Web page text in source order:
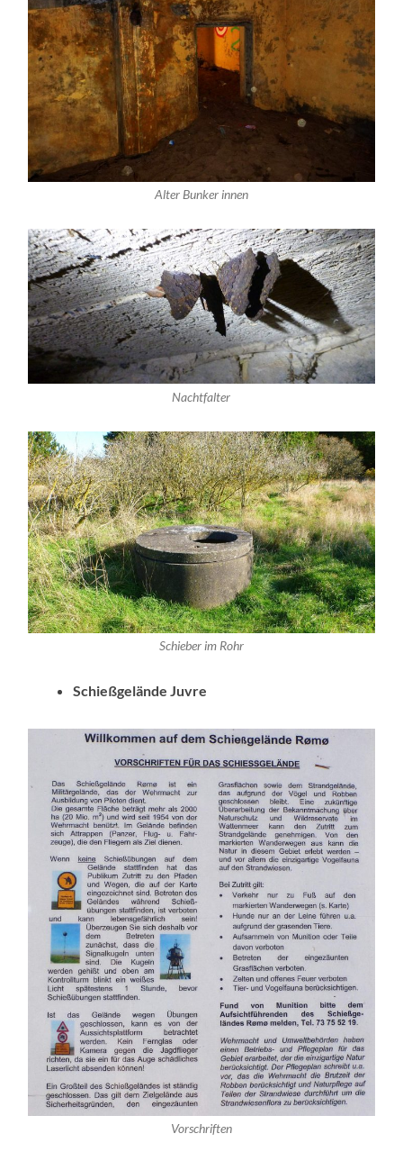
Alter Bunker innen
Nachtfalter
Schieber im Rohr
Schießgelände Juvre
Vorschriften